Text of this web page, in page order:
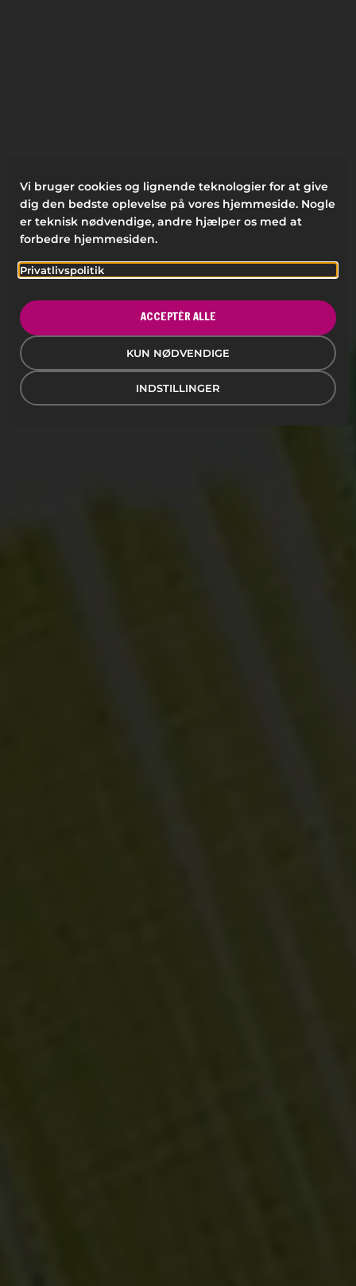
Uanset om du er barn eller voksen, vil du elske vores
miljøvenlige, pædagogiske hjælpemidler. Slip
kreativiteten løs – i hjemmet, på jobbet eller i skolen.
Vores produkter er naturligvis ergonomisk
designede og indeholder ingen skadelige kemikalier.
Vi bruger cookies og lignende teknologier for at give
dig den bedste oplevelse på vores hjemmeside. Nogle
er teknisk nødvendige, andre hjælper os med at
forbedre hjemmesiden.
Privatlivspolitik
KUN NØDVENDIGE
INDSTILLINGER
ACCEPTÉR ALLE